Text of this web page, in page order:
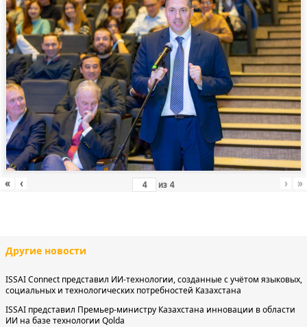
« ‹ из 4 › »
Другие новости
ISSAI Connect представил ИИ-технологии, созданные с учётом языковых,
социальных и технологических потребностей Казахстана
ISSAI представил Премьер-министру Казахстана инновации в области
ИИ на базе технологии Qolda